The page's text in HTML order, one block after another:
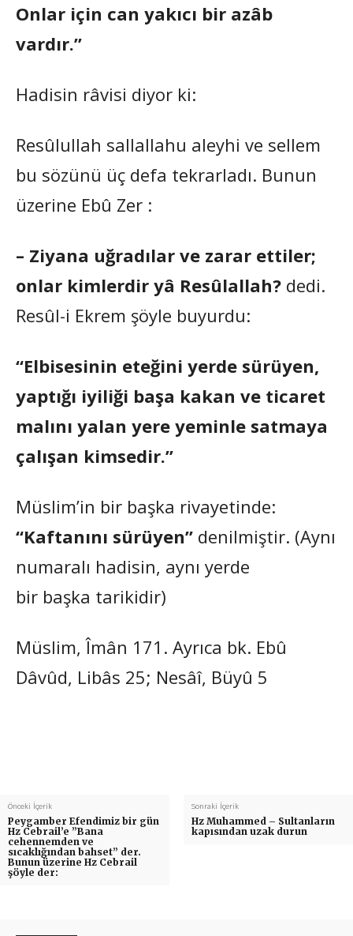
Onlar için can yakıcı bir azâb
vardır.”
Hadisin râvisi diyor ki:
Resûlullah sallallahu aleyhi ve sellem
bu sözünü üç defa tekrarladı. Bunun
üzerine Ebû Zer :
– Ziyana uğradılar ve zarar ettiler;
onlar kimlerdir yâ Resûlallah? dedi.
Resûl-i Ekrem şöyle buyurdu:
“Elbisesinin eteğini yerde sürüyen,
yaptığı iyiliği başa kakan ve ticaret
malını yalan yere yeminle satmaya
çalışan kimsedir.”
Müslim’in bir başka rivayetinde:
“Kaftanını sürüyen” denilmiştir. (Aynı
numaralı hadisin, aynı yerde
bir başka tarikidir)
Müslim, Îmân 171. Ayrıca bk. Ebû
Dâvûd, Libâs 25; Nesâî, Büyû 5
Önceki İçerik
Peygamber Efendimiz bir gün
Hz Cebrail’e ”Bana
cehennemden ve
sıcaklığından bahset” der.
Bunun üzerine Hz Cebrail
şöyle der:
Sonraki İçerik
Hz Muhammed – Sultanların
kapısından uzak durun